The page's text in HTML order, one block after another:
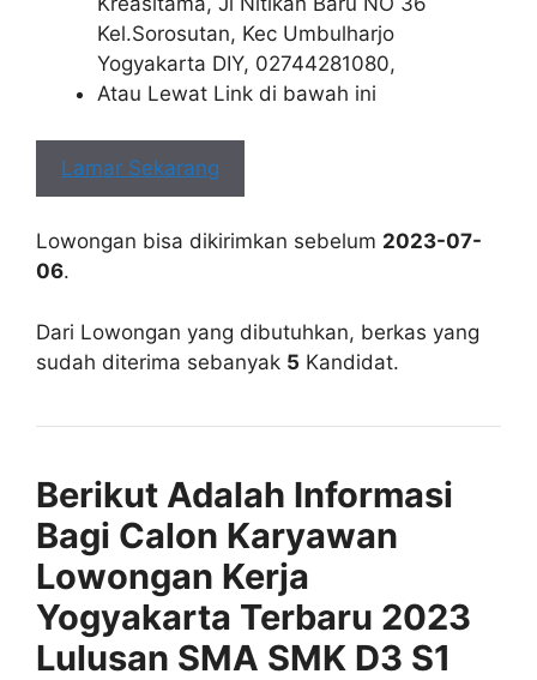
Kel.Sorosutan, Kec Umbulharjo
Yogyakarta DIY, 02744281080,
Atau Lewat Link di bawah ini
Lamar Sekarang
Lowongan bisa dikirimkan sebelum 2023-07-
06.
Dari Lowongan yang dibutuhkan, berkas yang
sudah diterima sebanyak 5 Kandidat.
Berikut Adalah Informasi
Bagi Calon Karyawan
Lowongan Kerja
Yogyakarta Terbaru 2023
Lulusan SMA SMK D3 S1